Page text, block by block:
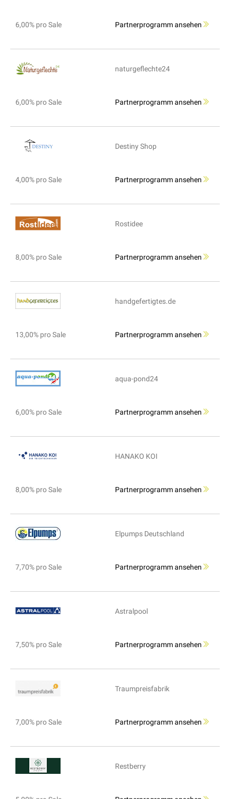
6,00% pro Sale Partnerprogramm ansehen
naturgeflechte24
6,00% pro Sale Partnerprogramm ansehen
Destiny Shop
4,00% pro Sale Partnerprogramm ansehen
Rostidee
8,00% pro Sale Partnerprogramm ansehen
handgefertigtes.de
13,00% pro Sale Partnerprogramm ansehen
aqua-pond24
6,00% pro Sale Partnerprogramm ansehen
HANAKO KOI
8,00% pro Sale Partnerprogramm ansehen
Elpumps Deutschland
7,70% pro Sale Partnerprogramm ansehen
Astralpool
7,50% pro Sale Partnerprogramm ansehen
Traumpreisfabrik
7,00% pro Sale Partnerprogramm ansehen
Restberry